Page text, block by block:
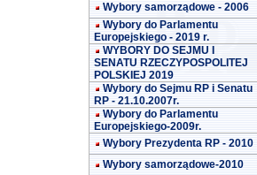
Wybory samorządowe - 2006
Wybory do Parlamentu
Europejskiego - 2019 r.
WYBORY DO SEJMU I
SENATU RZECZYPOSPOLITEJ
POLSKIEJ 2019
Wybory do Sejmu RP i Senatu
RP - 21.10.2007r.
Wybory do Parlamentu
Europejskiego-2009r.
Wybory Prezydenta RP - 2010
Wybory samorządowe-2010